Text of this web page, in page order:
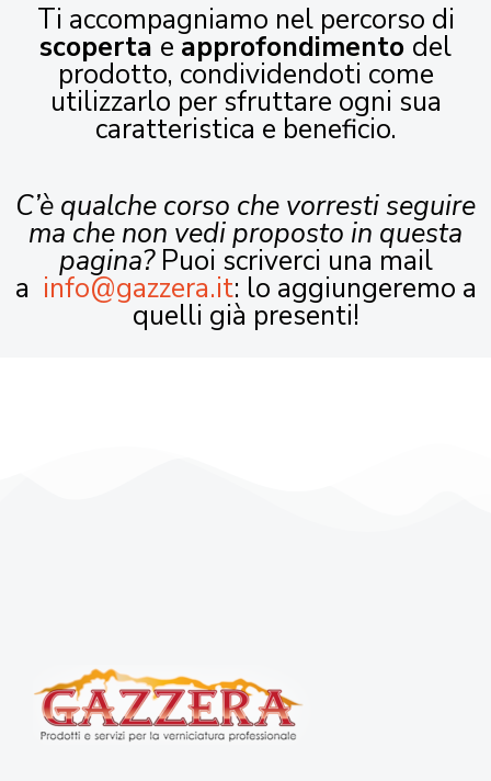
Ti accompagniamo nel percorso di
scoperta e approfondimento del
prodotto, condividendoti come
utilizzarlo per sfruttare ogni sua
caratteristica e beneficio.
C’è qualche corso che vorresti seguire
ma che non vedi proposto in questa
pagina?Puoi scriverci una mail
a info@gazzera.it: lo aggiungeremo a
quelli già presenti!